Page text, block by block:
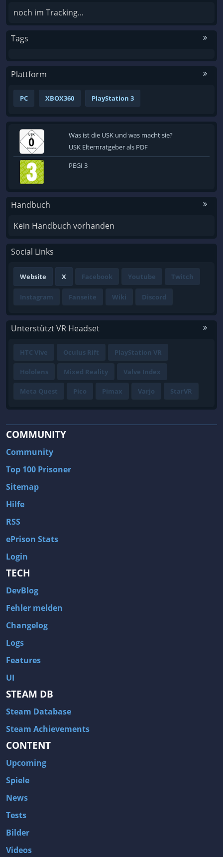
noch im Tracking...
Tags
Plattform
PC XBOX360 PlayStation 3
Was ist die USK und was macht sie?
USK Elternratgeber als PDF
PEGI 3
Handbuch
Kein Handbuch vorhanden
Social Links
Website X Facebook Youtube Twitch
Instagram Fanseite Wiki Discord
Unterstützt VR Headset
HTC Vive Oculus Rift PlayStation VR
Hololens Mixed Reality Valve Index
Meta Quest Pico Pimax Varjo StarVR
COMMUNITY
Community
Top 100 Prisoner
Sitemap
Hilfe
RSS
ePrison Stats
Login
TECH
DevBlog
Fehler melden
Changelog
Logs
Features
UI
STEAM DB
Steam Database
Steam Achievements
CONTENT
Upcoming
Spiele
News
Tests
Bilder
Videos